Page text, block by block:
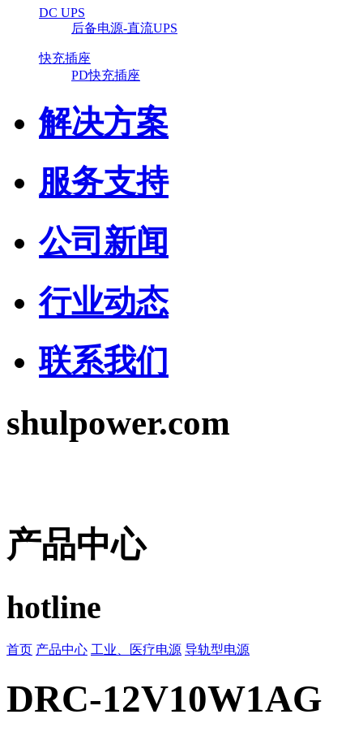
DC UPS
后备电源-直流UPS
快充插座
PD快充插座
解决方案
服务支持
公司新闻
行业动态
联系我们
shulpower.com
产品中心
hotline
首页 产品中心 工业、医疗电源 导轨型电源
DRC-12V10W1AG